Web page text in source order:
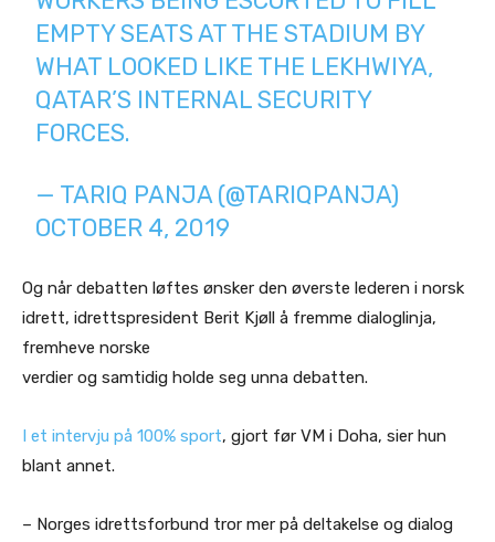
EMPTY SEATS AT THE STADIUM BY
WHAT LOOKED LIKE THE LEKHWIYA,
QATAR’S INTERNAL SECURITY
FORCES.
— TARIQ PANJA (@TARIQPANJA)
OCTOBER 4, 2019
Og når debatten løftes ønsker den øverste lederen i norsk
idrett, idrettspresident Berit Kjøll å fremme dialoglinja,
fremheve norske
verdier og samtidig holde seg unna debatten.
I et intervju på 100% sport, gjort før VM i Doha, sier hun
blant annet.
– Norges idrettsforbund tror mer på deltakelse og dialog